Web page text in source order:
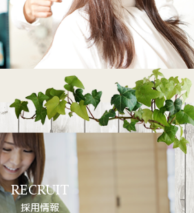
RECRUIT
採用情報